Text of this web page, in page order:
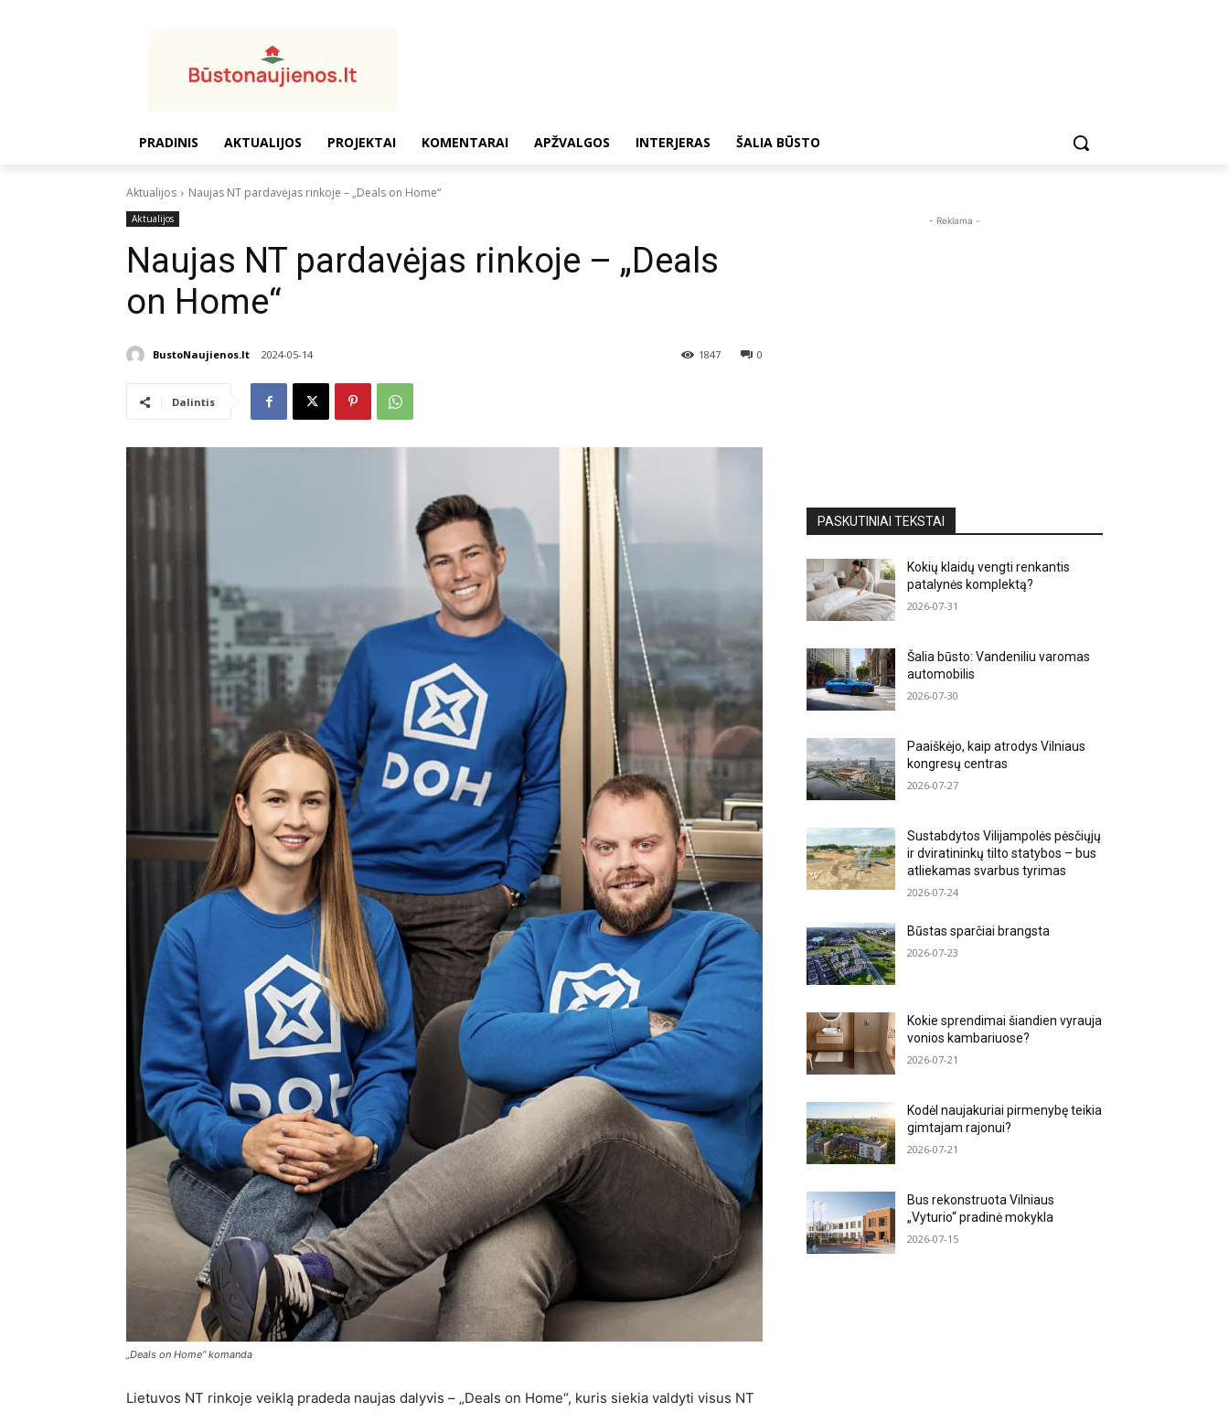
PRADINIS AKTUALIJOS PROJEKTAI KOMENTARAI APŽVALGOS INTERJERAS ŠALIA BŪSTO
Aktualijos Naujas NT pardavėjas rinkoje – „Deals on Home“
Aktualijos
Naujas NT pardavėjas rinkoje – „Deals
on Home“
BustoNaujienos.lt 2024-05-14 0
1847
Dalintis
„Deals on Home“ komanda
Lietuvos NT rinkoje veiklą pradeda naujas dalyvis – „Deals on Home“, kuris siekia valdyti visus NT
- Reklama -
PASKUTINIAI TEKSTAI
Kokių klaidų vengti renkantis
patalynės komplektą?
2026-07-31
Šalia būsto: Vandeniliu varomas
automobilis
2026-07-30
Paaiškėjo, kaip atrodys Vilniaus
kongresų centras
2026-07-27
Sustabdytos Vilijampolės pėsčiųjų
ir dviratininkų tilto statybos – bus
atliekamas svarbus tyrimas
2026-07-24
Būstas sparčiai brangsta
2026-07-23
Kokie sprendimai šiandien vyrauja
vonios kambariuose?
2026-07-21
Kodėl naujakuriai pirmenybę teikia
gimtajam rajonui?
2026-07-21
Bus rekonstruota Vilniaus
„Vyturio“ pradinė mokykla
2026-07-15